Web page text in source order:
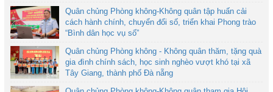
Quân chủng Phòng không-Không quân tập huấn cải
cách hành chính, chuyển đổi số, triển khai Phong trào
“Bình dân học vụ số”
Quân chủng Phòng không - Không quân thăm, tặng quà
gia đình chính sách, học sinh nghèo vượt khó tại xã
Tây Giang, thành phố Đà nẵng